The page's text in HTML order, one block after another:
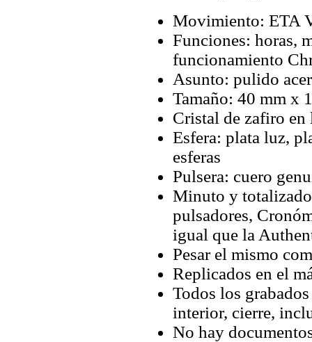
Movimiento: ETA
Funciones: horas,
funcionamiento
Asunto: pulido
Tamaño: 40 mm x
Cristal de zafiro
Esfera: plata luz,
esferas
Pulsera: cuero
Minuto y
pulsadores,
igual que la
Pesar el mismo
Replicados en el
Todos los
interior, cierre,
No hay